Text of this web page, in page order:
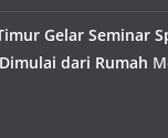
Gelar Seminar
dari Rumah